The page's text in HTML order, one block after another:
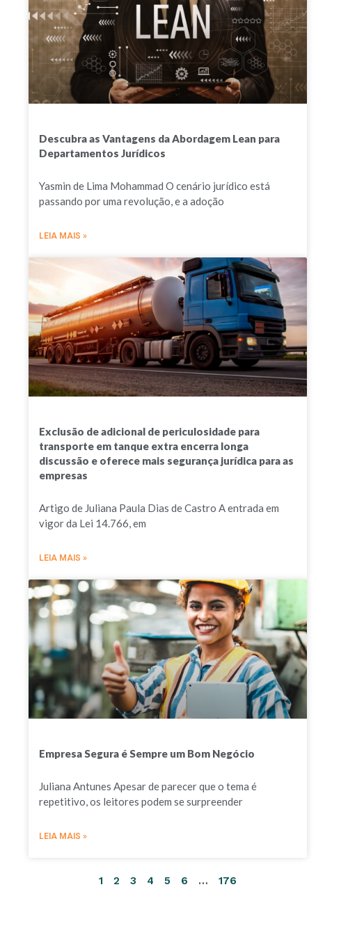
Descubra as Vantagens da Abordagem Lean para
Departamentos Jurídicos
Yasmin de Lima Mohammad O cenário jurídico está
passando por uma revolução, e a adoção
LEIA MAIS »
Exclusão de adicional de periculosidade para
transporte em tanque extra encerra longa
discussão e oferece mais segurança jurídica para as
empresas
Artigo de Juliana Paula Dias de Castro A entrada em
vigor da Lei 14.766, em
LEIA MAIS »
Empresa Segura é Sempre um Bom Negócio
Juliana Antunes Apesar de parecer que o tema é
repetitivo, os leitores podem se surpreender
LEIA MAIS »
1 2 3 4 5 6 … 176